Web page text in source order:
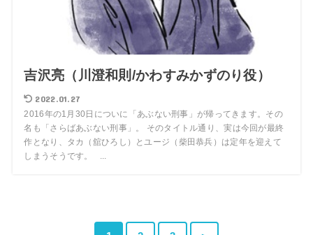
吉沢亮（川澄和則/かわすみかずのり役）
2022.01.27
2016年の1月30日についに「あぶない刑事」が帰ってきます。その
名も「さらばあぶない刑事」。 そのタイトル通り、実は今回が最終
作となり、タカ（舘ひろし）とユージ（柴田恭兵）は定年を迎えて
しまうそうです。 ...